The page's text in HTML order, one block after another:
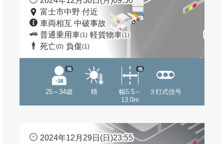
富士市中野 付近
車両相互 中破事故
普通乗用車(1) 軽貨物車(1)
死亡(0) 負傷(1)
25～34歳
他
晴
幅5.5～
13.0m
他
３灯式信号
2024年12月29日(日)23:55